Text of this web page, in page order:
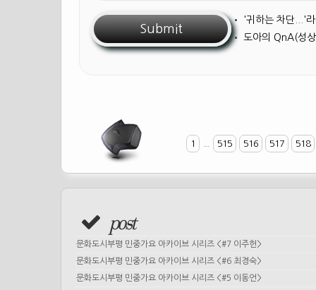
• '귀하는 차단...'
• 도아의 QnA(성
1 515 516 517 518
post
문화도시부평 민중가요 아카이브 시리즈 <#7 이주헌>
문화도시부평 민중가요 아카이브 시리즈 <#6 최경숙>
문화도시부평 민중가요 아카이브 시리즈 <#5 이동언>